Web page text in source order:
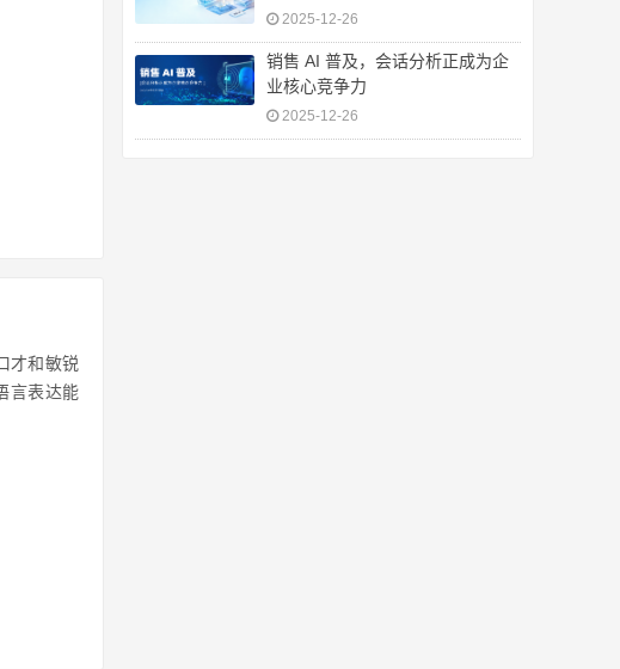
才和敏锐
言表达能
2025-12-26
销售 AI 普及，会话分析正成为企
业核心竞争力
2025-12-26